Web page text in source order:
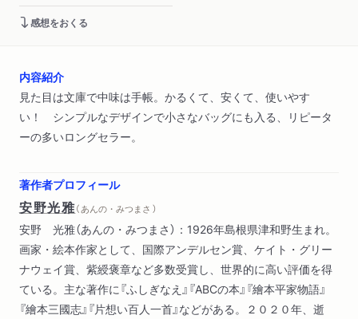
感想をおくる
内容紹介
見た目は文庫で中味は手帳。かるくて、安くて、使いやす
い！ シンプルなデザインで小さなバッグにも入る、リピータ
ーの多いロングセラー。
著作者プロフィール
安野光雅（ あんの・みつまさ ）
安野 光雅（あんの・みつまさ）：1926年島根県津和野生まれ。
画家・絵本作家として、国際アンデルセン賞、ケイト・グリー
ナウェイ賞、紫綬褒章など多数受賞し、世界的に高い評価を得
ている。主な著作に『ふしぎなえ』『ABCの本』『繪本平家物語』
『繪本三國志』『片想い百人一首』などがある。２０２０年、逝